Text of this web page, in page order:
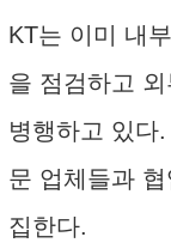
KT는 이미 내
을 점검하고
병행하고 있다
문 업체들과
집한다.